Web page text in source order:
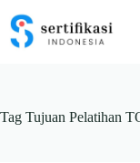
content
Tag Tujuan Pelatihan